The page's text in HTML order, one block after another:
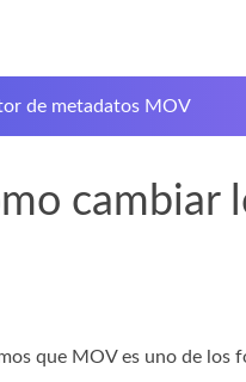
de metadatos MOV
cambiar
que MOV es uno de